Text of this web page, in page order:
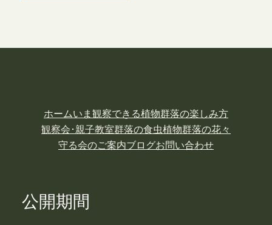
ホームいま観察できる植物群落の楽しみ方
観察会･親子教室群落の食虫植物群落の花々
守る会のご案内ブログお問い合わせ
公開期間